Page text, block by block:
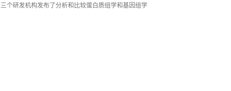
三个研发机构发布了分析和比较蛋白质组学和基因组学